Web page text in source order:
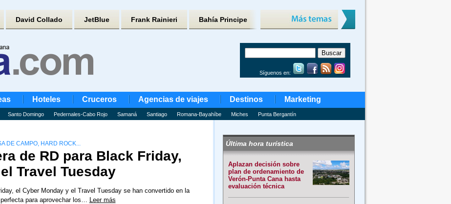
David Collado JetBlue Frank Rainieri Bahía Principe
Síguenos en:
Hoteles Cruceros Agencias de viajes Destinos Marketing
Santo Domingo Pedernales-Cabo Rojo Samaná Santiago Romana-Bayahíbe Miches Punta Bergantín
DE CAMPO, HARD ROCK...
de RD para Black Friday,
Travel Tuesday
el Cyber ​​Monday y el Travel Tuesday se han convertido en la
para aprovechar los… Leer más
Última hora turística
Aplazan decisión sobre
plan de ordenamiento de
Verón-Punta Cana hasta
evaluación técnica